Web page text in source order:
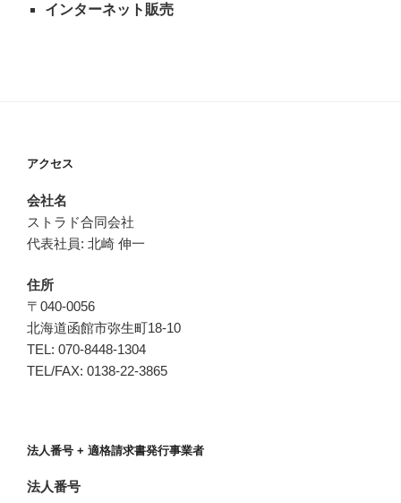
インターネット販売
アクセス
会社名
ストラド合同会社
代表社員: 北崎 伸一
住所
〒040-0056
北海道函館市弥生町18-10
TEL: 070-8448-1304
TEL/FAX: 0138-22-3865
法人番号 + 適格請求書発行事業者
法人番号